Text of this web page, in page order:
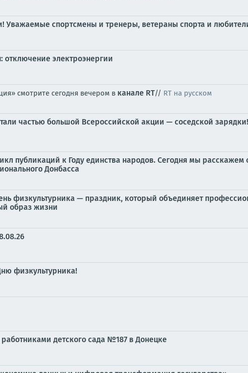
Уважаемые спортсмены и тренеры, ветераны спорта и
электроэнергии
смотрите сегодня вечером в канале RT// RT на русском
частью большой Всероссийской акции — соседской
публикаций к Году единства народов. Сегодня мы
Донбасса
физкультурника — праздник, который объединяет
образ жизни
физкультурника!
детского сада №187 в Донецке